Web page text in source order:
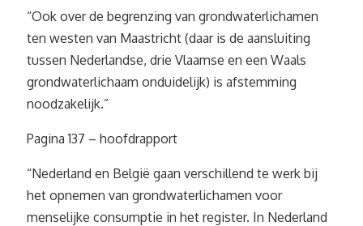
“Ook over de begrenzing van grondwaterlichamen
ten westen van Maastricht (daar is de aansluiting
tussen Nederlandse, drie Vlaamse en een Waals
grondwaterlichaam onduidelijk) is afstemming
noodzakelijk.”
Pagina 137 – hoofdrapport
“Nederland en België gaan verschillend te werk bij
het opnemen van grondwaterlichamen voor
menselijke consumptie in het register. In Nederland